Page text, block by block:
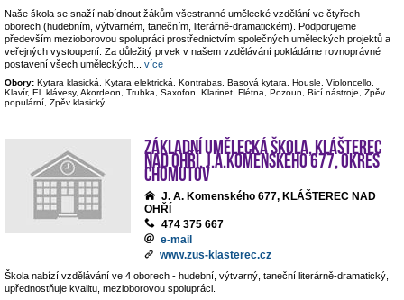
Naše škola se snaží nabídnout žákům všestranné umělecké vzdělání ve čtyřech
oborech (hudebním, výtvarném, tanečním, literárně-dramatickém). Podporujeme
především mezioborovou spolupráci prostřednictvím společných uměleckých projektů a
veřejných vystoupení. Za důležitý prvek v našem vzdělávání pokládáme rovnoprávné
postavení všech uměleckých
více
Obory: Kytara klasická, Kytara elektrická, Kontrabas, Basová kytara, Housle, Violoncello,
Klavír, El. klávesy, Akordeon, Trubka, Saxofon, Klarinet, Flétna, Pozoun, Bicí nástroje, Zpěv
populární, Zpěv klasický
Základní umělecká škola, Klášterec
nad Ohří, J.A.Komenského 677, okres
Chomutov
J. A. Komenského 677, KLÁŠTEREC NAD
OHŘÍ
474 375 667
e-mail
www.zus-klasterec.cz
Škola nabízí vzdělávání ve 4 oborech - hudební, výtvarný, taneční literárně-dramatický,
upřednostňuje kvalitu, mezioborovou spolupráci.